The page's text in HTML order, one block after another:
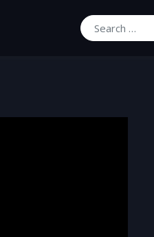
Search for: